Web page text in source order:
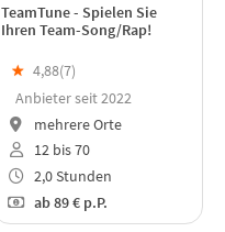
TeamTune - Spielen Sie
Ihren Team-Song/Rap!
★ 4,88(7)
Anbieter seit 2022
mehrere Orte
12 bis 70
2,0 Stunden
ab89 € p.P.